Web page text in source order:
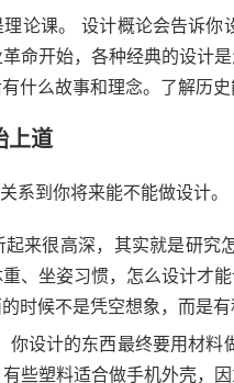
理论课。 设计概论会告诉
命开始，各种经典的设计
什么故事和理念。了解历
上道
系到你将来能不能做设计。
起来很高深，其实就是研
、坐姿习惯，怎么设计才
时候不是凭空想象，而是有
你设计的东西最终要用材
些塑料适合做手机外壳，